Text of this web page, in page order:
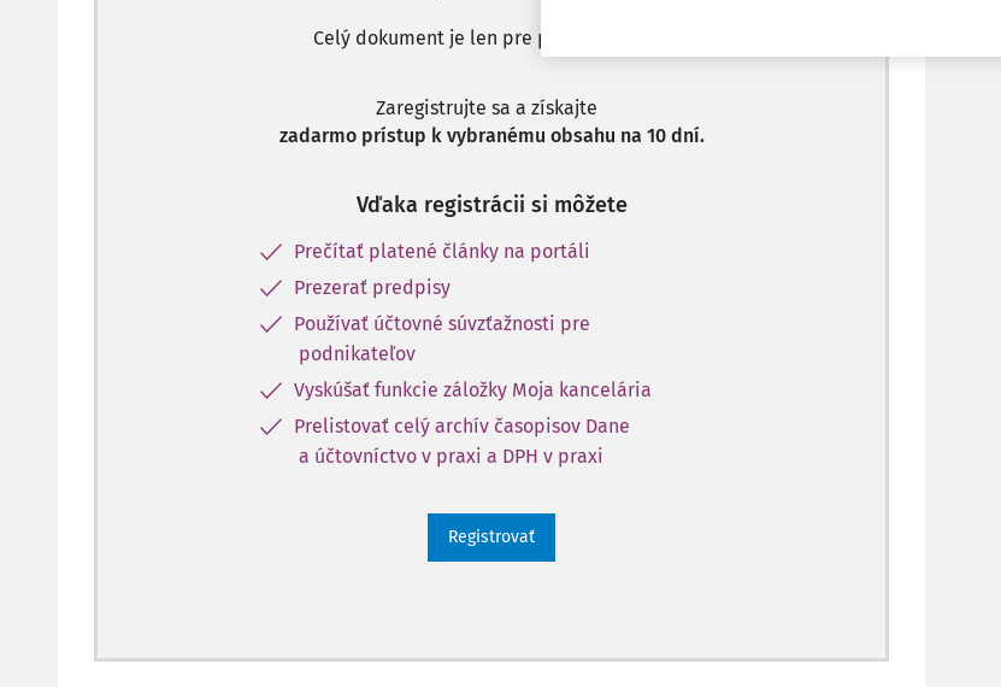
Celý dokument je len pre predplatiteľov.
Zaregistrujte sa a získajte
zadarmo prístup k vybranému obsahu na 10 dní.
Vďaka registrácii si môžete
Prečítať platené články na portáli
Prezerať predpisy
Používať účtovné súvzťažnosti pre
podnikateľov
Vyskúšať funkcie záložky Moja kancelária
Prelistovať celý archív časopisov Dane
a účtovníctvo v praxi a DPH v praxi
Registrovať